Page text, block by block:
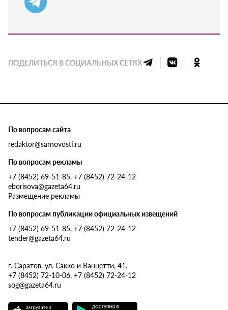
ПОДЕЛИТЬСЯ В СОЦИАЛЬНЫХ СЕТЯХ
По вопросам сайта
redaktor@sarnovosti.ru
По вопросам рекламы
+7 (8452) 69-51-85, +7 (8452) 72-24-12
eborisova@gazeta64.ru
Размещение рекламы
По вопросам публикации официальных извещений
+7 (8452) 69-51-85, +7 (8452) 72-24-12
tender@gazeta64.ru
г. Саратов, ул. Сакко и Ванцетти, 41.
+7 (8452) 72-10-06, +7 (8452) 72-24-12
sog@gazeta64.ru